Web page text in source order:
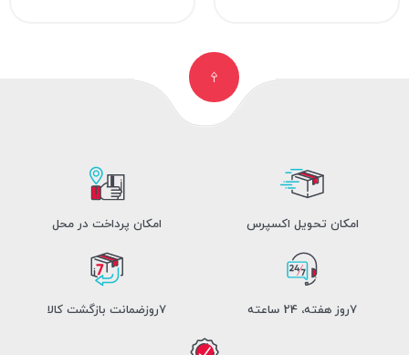
امکان تحویل اکسپرس امکان پرداخت در محل
7روز هفته، 24 ساعته 7روزضمانت بازگشت کالا